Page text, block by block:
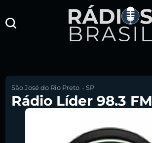
São José do Rio Preto -SP
Rádio Líder 98.3 FM